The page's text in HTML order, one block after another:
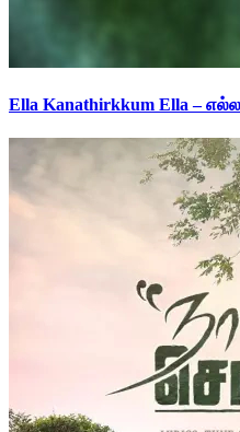
Ella Kanathirkkum Ella –